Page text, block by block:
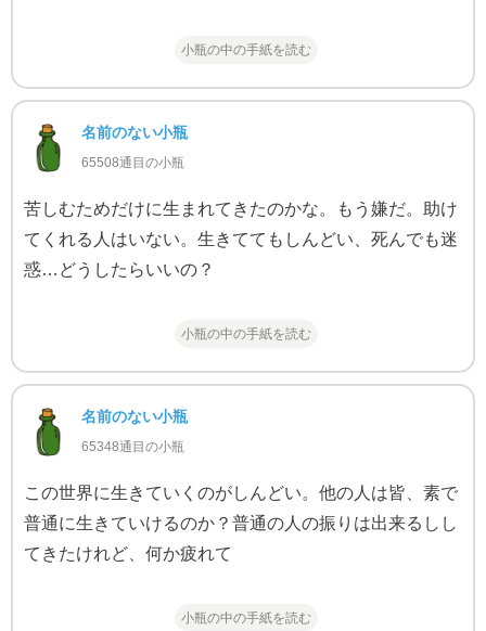
小瓶の中の手紙を読む
名前のない小瓶
65508通目の小瓶
苦しむためだけに生まれてきたのかな。もう嫌だ。助け
てくれる人はいない。生きててもしんどい、死んでも迷
惑…どうしたらいいの？
小瓶の中の手紙を読む
名前のない小瓶
65348通目の小瓶
この世界に生きていくのがしんどい。他の人は皆、素で
普通に生きていけるのか？普通の人の振りは出来るしし
てきたけれど、何か疲れて
小瓶の中の手紙を読む